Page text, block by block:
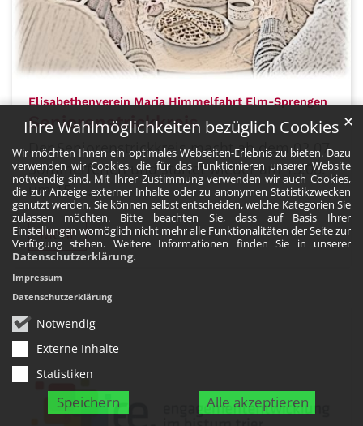
Ihre Wahlmöglichkeiten bezüglich Cookies
Wir möchten Ihnen ein optimales Webseiten-Erlebnis zu bieten. Dazu
verwenden wir Cookies, die für das Funktionieren unserer Website
notwendig sind. Mit Ihrer Zustimmung verwenden wir auch Cookies,
die zur Anzeige externer Inhalte oder zu anonymen Statistikzwecken
genutzt werden. Sie können selbst entscheiden, welche Kategorien Sie
zulassen möchten. Bitte beachten Sie, dass auf Basis Ihrer
Einstellungen womöglich nicht mehr alle Funktionalitäten der Seite zur
Verfügung stehen. Weitere Informationen finden Sie in unserer
Datenschutzerklärung.
Notwendig
Externe Inhalte
Statistiken
Speichern Alle akzeptieren
✕
Impressum
Datenschutzerklärung
Elisabethenverein Maria Himmelfahrt Elm-Sprengen
Seniorenstrickkreis
Der Seniorenstrickkreis macht ab dem 02.07.
Sommerferien und startet wieder am 13.08.
um 15. ...
Mehr